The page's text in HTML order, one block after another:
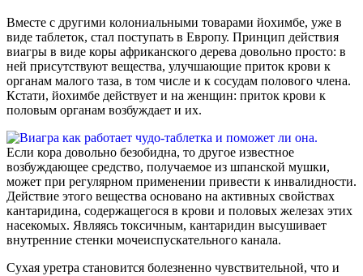
Вместе с другими колониальными товарами йохимбе, уже в
виде таблеток, стал поступать в Европу. Принцип действия
виагры в виде коры африканского дерева довольно просто: в
ней присутствуют вещества, улучшающие приток крови к
органам малого таза, в том числе и к сосудам полового члена.
Кстати, йохимбе действует и на женщин: приток крови к
половым органам возбуждает и их.
Если кора довольно безобидна, то другое известное
возбуждающее средство, получаемое из шпанской мушки,
может при регулярном применении привести к инвалидности.
Действие этого вещества основано на активных свойствах
кантаридина, содержащегося в крови и половых железах этих
насекомых. Являясь токсичным, кантаридин высушивает
внутренние стенки мочеиспускательного канала.
Сухая уретра становится болезненно чувствительной, что и